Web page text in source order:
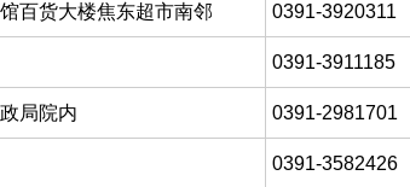
百货大楼焦东超市南邻 0391-3920311
0391-3911185
局院内 0391-2981701
0391-3582426